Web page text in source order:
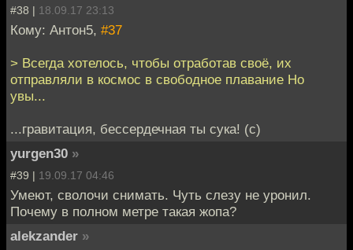
#38 | 18.09.17 23:13
Кому: Антон5, #37
> Всегда хотелось, чтобы отработав своё, их
отправляли в космос в свободное плавание Но
увы...
...гравитация, бессердечная ты сука! (с)
yurgen30 »
#39 | 19.09.17 04:46
Умеют, сволочи снимать. Чуть слезу не уронил.
Почему в полном метре такая жопа?
alekzander »